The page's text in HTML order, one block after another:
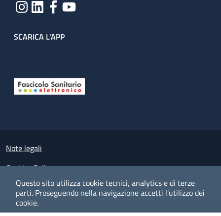
Questo sito utilizza cookie tecnici, analytics e di terze
parti. Proseguendo nella navigazione accetti l'utilizzo dei
cookie.
SCARICA L'APP
Small prints
Note legali
Cookies Policy
Policy privacy e protezione del dato personale
Albo pretorio on-line